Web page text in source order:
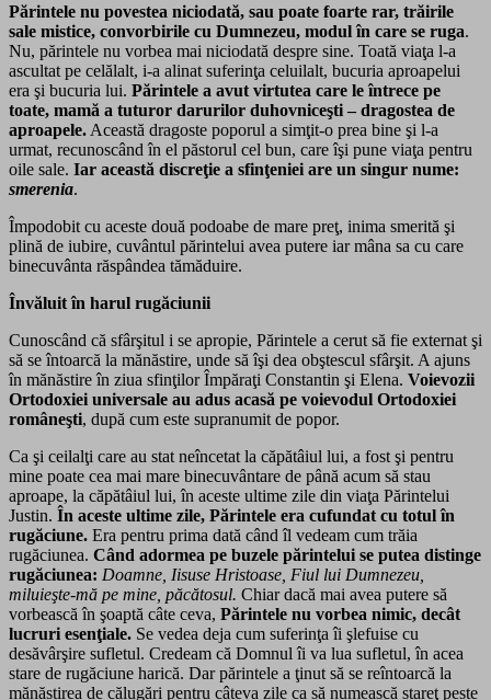
Părintele nu povestea niciodată, sau poate foarte rar, trăirile
sale mistice, convorbirile cu Dumnezeu, modul în care se ruga.
Nu, părintele nu vorbea mai niciodată despre sine. Toată viaţa l-a
ascultat pe celălalt, i-a alinat suferinţa celuilalt, bucuria aproapelui
era şi bucuria lui. Părintele a avut virtutea care le întrece pe
toate, mamă a tuturor darurilor duhovniceşti – dragostea de
aproapele. Această dragoste poporul a simţit-o prea bine şi l-a
urmat, recunoscând în el păstorul cel bun, care îşi pune viaţa pentru
oile sale. Iar această discreţie a sfinţeniei are un singur nume:
smerenia.
Împodobit cu aceste două podoabe de mare preţ, inima smerită şi
plină de iubire, cuvântul părintelui avea putere iar mâna sa cu care
binecuvânta răspândea tămăduire.
Învăluit în harul rugăciunii
Cunoscând că sfârşitul i se apropie, Părintele a cerut să fie externat şi
să se întoarcă la mănăstire, unde să îşi dea obştescul sfârşit. A ajuns
în mănăstire în ziua sfinţilor Împăraţi Constantin şi Elena. Voievozii
Ortodoxiei universale au adus acasă pe voievodul Ortodoxiei
româneşti, după cum este supranumit de popor.
Ca şi ceilalţi care au stat neîncetat la căpătâiul lui, a fost şi pentru
mine poate cea mai mare binecuvântare de până acum să stau
aproape, la căpătâiul lui, în aceste ultime zile din viaţa Părintelui
Justin. În aceste ultime zile, Părintele era cufundat cu totul în
rugăciune. Era pentru prima dată când îl vedeam cum trăia
rugăciunea. Când adormea pe buzele părintelui se putea distinge
rugăciunea: Doamne, Iisuse Hristoase, Fiul lui Dumnezeu,
miluieşte-mă pe mine, păcătosul. Chiar dacă mai avea putere să
vorbească în şoaptă câte ceva, Părintele nu vorbea nimic, decât
lucruri esenţiale. Se vedea deja cum suferinţa îi şlefuise cu
desăvârşire sufletul. Credeam că Domnul îi va lua sufletul, în acea
stare de rugăciune harică. Dar părintele a ţinut să se reîntoarcă la
mănăstirea de călugări pentru câteva zile ca să numească stareţ peste